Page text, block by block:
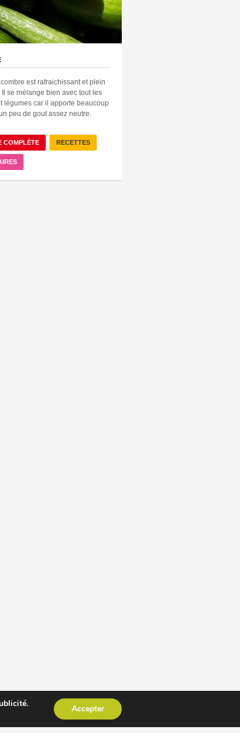
est rafraichissant et plein
se mélange bien avec tout les
légumes car il apporte beaucoup
peu de gout assez neutre.
COMPLÈTE RECETTES
Accepter